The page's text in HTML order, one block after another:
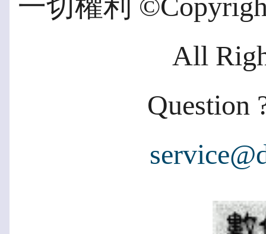
一切權利
All
Question